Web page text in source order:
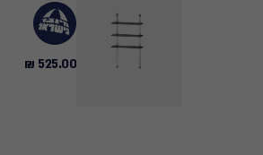
525.00
525.00 ₪